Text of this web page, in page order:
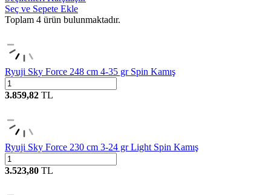
Seç ve Sepete Ekle
Toplam 4 ürün bulunmaktadır.
Ryuji Sky Force 248 cm 4-35 gr Spin Kamış
3.859,82 TL
Ryuji Sky Force 230 cm 3-24 gr Light Spin Kamış
3.523,80 TL